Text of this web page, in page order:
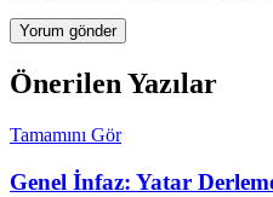
Önerilen Yazılar
Tamamını Gör
Genel İnfaz: Yatar